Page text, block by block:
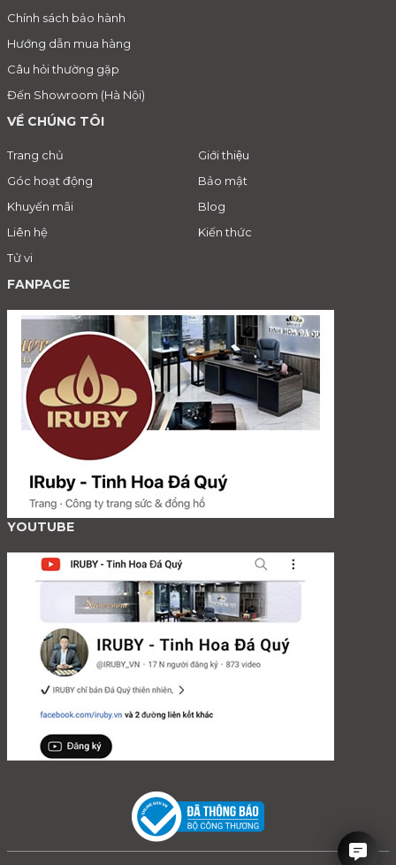
Chính sách bảo hành
Hướng dẫn mua hàng
Câu hỏi thường gặp
Đến Showroom (Hà Nội)
VỀ CHÚNG TÔI
Trang chủ
Giới thiệu
Góc hoạt động
Bảo mật
Khuyến mãi
Blog
Liên hệ
Kiến thức
Tử vi
FANPAGE
YOUTUBE